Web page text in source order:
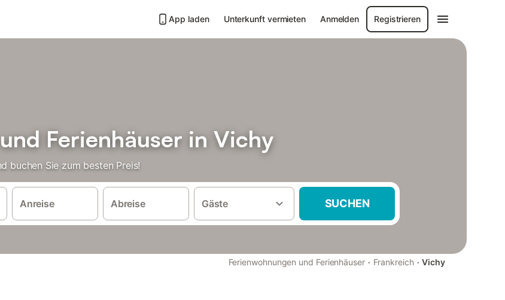
App laden Unterkunft vermieten Anmelden Registrieren
Ferienhäuser in Vichy
buchen Sie zum besten Preis!
Anreise Abreise Gäste SUCHEN
Ferienwohnungen und Ferienhäuser · Frankreich · Vichy